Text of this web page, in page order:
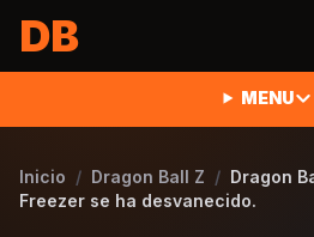
DB
MENU
Inicio / Dragon Ball Z / Dragon
Freezer se ha desvanecido.